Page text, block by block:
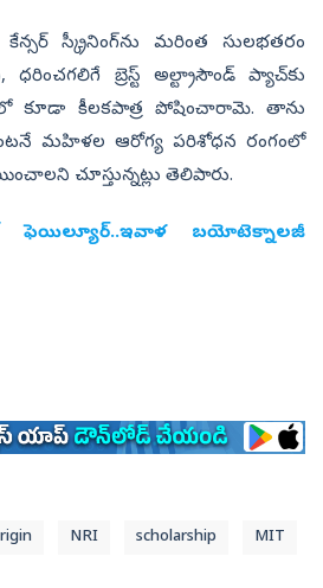
స్క్రీనింగ్‌ను మరింత సులభతరం
బ్రెస్ట్ అల్ట్రాసౌండ్ ప్యాచ్‌కు
కూడా కీలకపాత్ర పోషించారామె. తాను
మహిళల ఆరోగ్య పరిశోధన రంగంలో
చూస్తున్నట్లు తెలిపారు.
బయోటెక్నాలజీ
NRI scholarship MIT